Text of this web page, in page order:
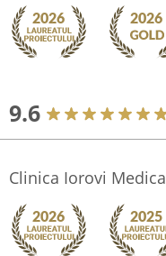
9.6
Clinica Iorovi Medica